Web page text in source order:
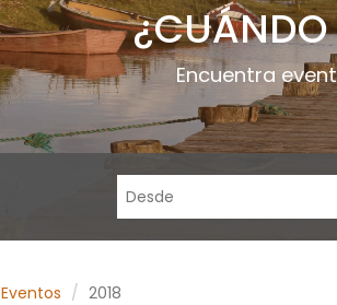
¿CUÁNDO
Encuentra
Eventos 2018